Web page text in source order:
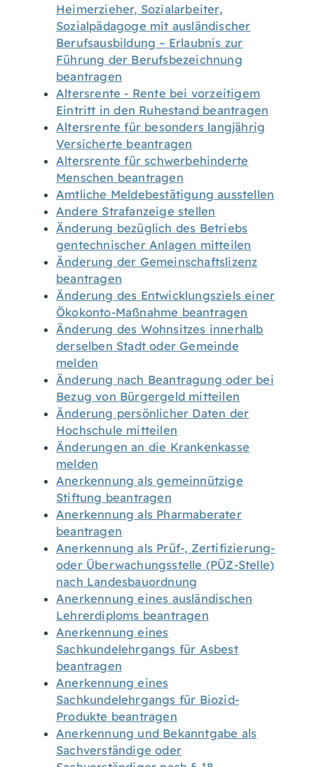
Heimerzieher, Sozialarbeiter,
Sozialpädagoge mit ausländischer
Berufsausbildung – Erlaubnis zur
Führung der Berufsbezeichnung
beantragen
Altersrente - Rente bei vorzeitigem
Eintritt in den Ruhestand beantragen
Altersrente für besonders langjährig
Versicherte beantragen
Altersrente für schwerbehinderte
Menschen beantragen
Amtliche Meldebestätigung ausstellen
Andere Strafanzeige stellen
Änderung bezüglich des Betriebs
gentechnischer Anlagen mitteilen
Änderung der Gemeinschaftslizenz
beantragen
Änderung des Entwicklungsziels einer
Ökokonto-Maßnahme beantragen
Änderung des Wohnsitzes innerhalb
derselben Stadt oder Gemeinde
melden
Änderung nach Beantragung oder bei
Bezug von Bürgergeld mitteilen
Änderung persönlicher Daten der
Hochschule mitteilen
Änderungen an die Krankenkasse
melden
Anerkennung als gemeinnützige
Stiftung beantragen
Anerkennung als Pharmaberater
beantragen
Anerkennung als Prüf-, Zertifizierung-
oder Überwachungsstelle (PÜZ-Stelle)
nach Landesbauordnung
Anerkennung eines ausländischen
Lehrerdiploms beantragen
Anerkennung eines
Sachkundelehrgangs für Asbest
beantragen
Anerkennung eines
Sachkundelehrgangs für Biozid-
Produkte beantragen
Anerkennung und Bekanntgabe als
Sachverständige oder